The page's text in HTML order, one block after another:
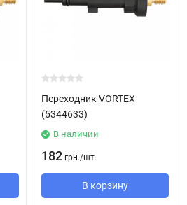
Переходник VORTEX
(5344633)
В наличии
182 грн./шт.
В корзину